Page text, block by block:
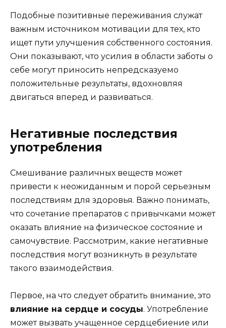
Подобные позитивные переживания служат
важным источником мотивации для тех, кто
ищет пути улучшения собственного состояния.
Они показывают, что усилия в области заботы о
себе могут приносить непредсказуемо
положительные результаты, вдохновляя
двигаться вперед и развиваться.
Негативные последствия
употребления
Смешивание различных веществ может
привести к неожиданным и порой серьезным
последствиям для здоровья. Важно понимать,
что сочетание препаратов с привычками может
оказать влияние на физическое состояние и
самочувствие. Рассмотрим, какие негативные
последствия могут возникнуть в результате
такого взаимодействия.
Первое, на что следует обратить внимание, это
влияние на сердце и сосуды. Употребление
может вызвать учащенное сердцебиение или